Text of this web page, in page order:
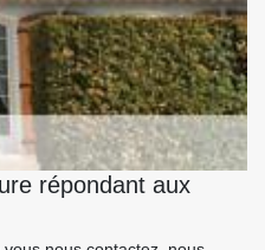
répondant aux